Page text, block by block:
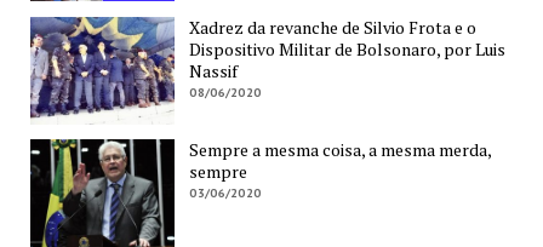
Xadrez da revanche de Silvio Frota e o
Dispositivo Militar de Bolsonaro, por Luis
Nassif
08/06/2020
Sempre a mesma coisa, a mesma merda,
sempre
03/06/2020